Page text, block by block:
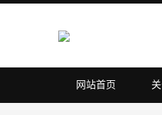
网站首页